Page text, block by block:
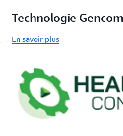
Technologie Gencom
En savoir plus